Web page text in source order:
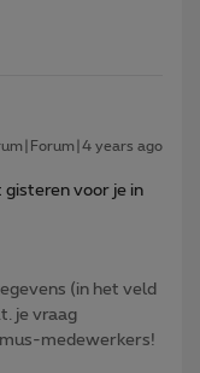
years ago
gisteren voor je in
(in het veld
je vraag
medewerkers!